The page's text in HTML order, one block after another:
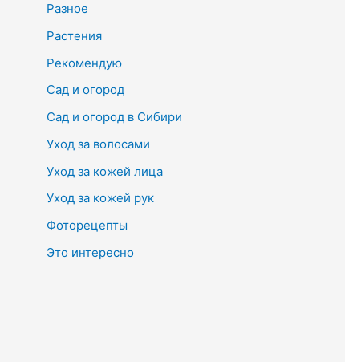
Разное
Растения
Рекомендую
Сад и огород
Сад и огород в Сибири
Уход за волосами
Уход за кожей лица
Уход за кожей рук
Фоторецепты
Это интересно